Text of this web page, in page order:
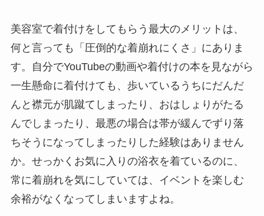
美容室で着付けをしてもらう最大のメリットは、
何と言っても「圧倒的な着崩れにくさ」にありま
す。自分でYouTubeの動画や着付けの本を見ながら
一生懸命に着付けても、歩いているうちにだんだ
んと襟元が肌蹴てしまったり、おはしょりがたる
んでしまったり、最悪の場合は帯が緩んでずり落
ちそうになってしまったりした経験はありません
か。せっかくお気に入りの浴衣を着ているのに、
常に着崩れを気にしていては、イベントを楽しむ
余裕がなくなってしまいますよね。